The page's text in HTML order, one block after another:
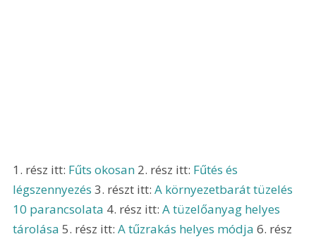
1. rész itt: Fűts okosan 2. rész itt: Fűtés és
légszennyezés 3. részt itt: A környezetbarát tüzelés
10 parancsolata 4. rész itt: A tüzelőanyag helyes
tárolása 5. rész itt: A tűzrakás helyes módja 6. rész